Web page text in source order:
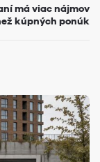
má viac nájmov
kúpných ponúk